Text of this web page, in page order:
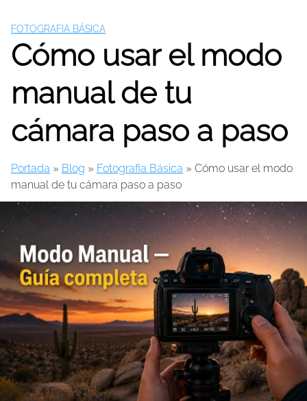
content
FOTOGRAFIA BÁSICA
Cómo usar el modo
manual de tu
cámara paso a paso
Portada » Blog » Fotografia Básica » Cómo usar el modo
manual de tu cámara paso a paso